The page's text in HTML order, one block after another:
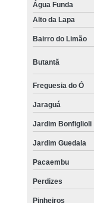
Água Funda
Alto da Lapa
Bairro do Limão
Butantã
Freguesia do Ó
Jaraguá
Jardim Bonfiglioli
Jardim Guedala
Pacaembu
Perdizes
Pinheiros